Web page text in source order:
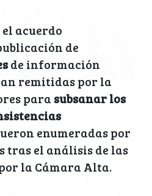
acuerdo
de
de información
remitidas por la
para subsanar los
enumeradas por
tras el análisis de las
la Cámara Alta.